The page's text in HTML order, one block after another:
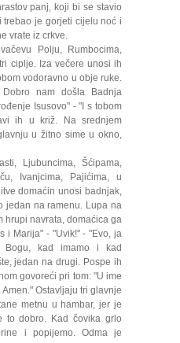
panj, koji bi se stavio
trebao je gorjeti cijelu noć i
vrate iz crkve.
Polju, Rumbocima,
ciplje. Iza večere unosi ih
vodoravno u obje ruke.
Dobro nam došla Badnja
Isusovo" - "I s tobom
ih u križ. Na srednjem
u žitno sime u okno,
Ljubuncima, Šćipama,
Ivanjcima, Pajićima, u
domaćin unosi badnjak,
jedan na ramenu. Lupa na
hrupi navrata, domaćica ga
i Marija" - "Uvik!" - "Evo, ja
Bogu, kad imamo i kad
jedan na drugi. Pospe ih
govoreći pri tom: "U ime
Ostavljaju tri glavnje
metnu u hambar, jer je
to dobro. Kad čovika grlo
i popijemo. Odma je